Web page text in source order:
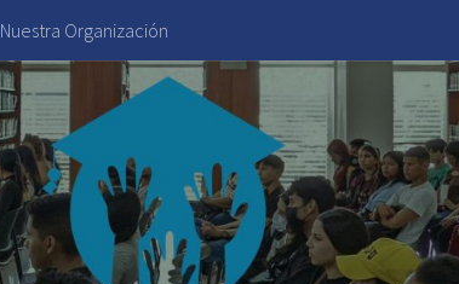
Nuestra Organización